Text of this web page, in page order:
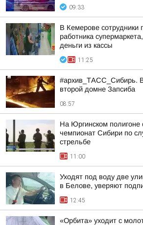
09:33
В Кемерове сотрудники
работника
деньги из кассы
11:25
#архив_ТАСС_Сибирь.
второй домне Запсиба
08:57
На Юргинском полигоне
чемпионат Сибири по
стрельбе
11:00
Уходят под воду две
в Белове, уверяют
12:45
«Орбита» уходит с